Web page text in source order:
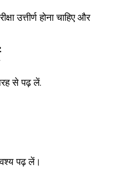
उत्तीर्ण होना चाहिए और
से पढ़ लें.
पढ़ लें।